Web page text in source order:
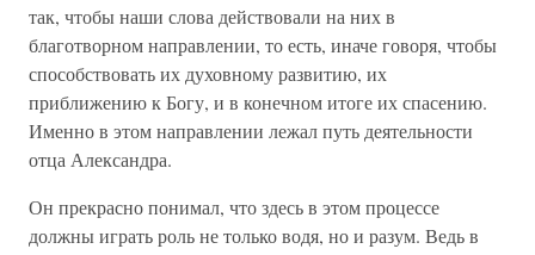
так, чтобы наши слова действовали на них в
благотворном направлении, то есть, иначе говоря, чтобы
способствовать их духовному развитию, их
приближению к Богу, и в конечном итоге их спасению.
Именно в этом направлении лежал путь деятельности
отца Александра.
Он прекрасно понимал, что здесь в этом процессе
должны играть роль не только водя, но и разум. Ведь в